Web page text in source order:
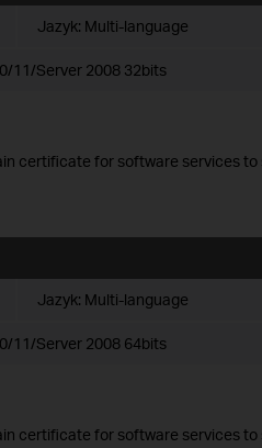
Jazyk: Multi-language
11/Server 2008 32bits
certificate for software services
Jazyk: Multi-language
11/Server 2008 64bits
certificate for software services